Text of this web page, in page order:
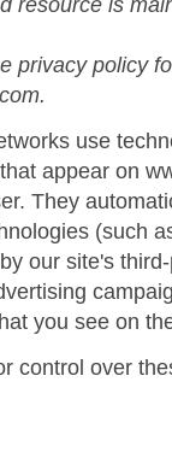
privacy policy
use
appear on
They
(such
our site's
you see on
control over